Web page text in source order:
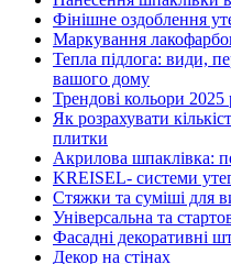
Фінішне оздоблення
Маркування
Тепла підлога: види,
вашого дому
Трендові кольори 2025
Як розрахувати
плитки
Акрилова шпаклівка:
KREISEL- системи
Стяжки та суміші для
Універсальна та
Фасадні декоративні
Декор на стінах